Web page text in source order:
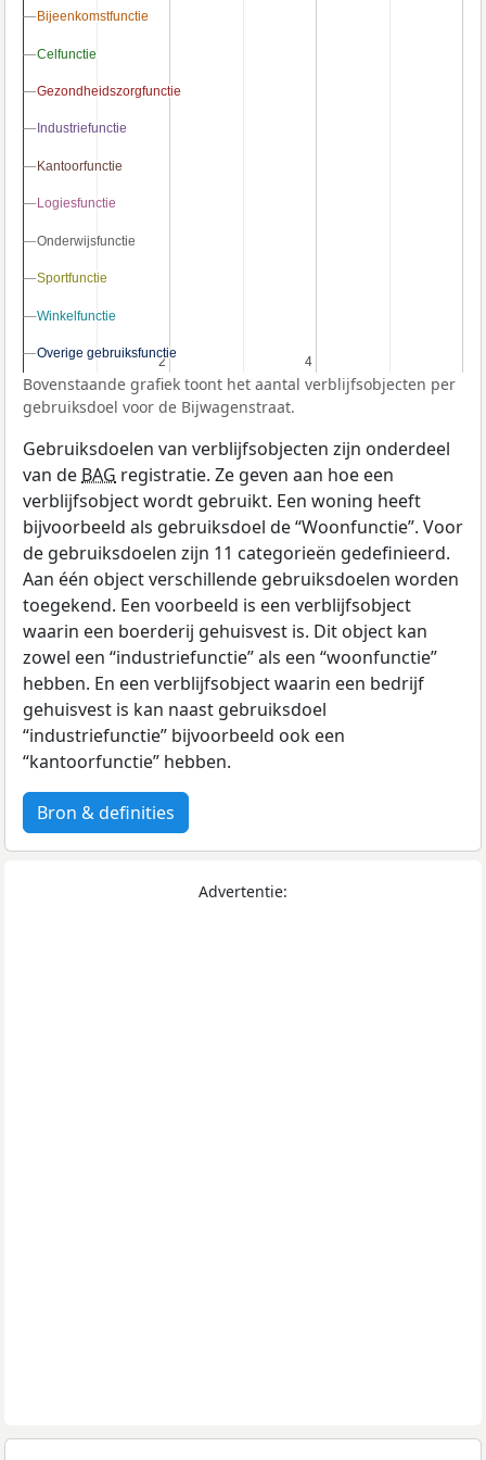
2
2 4
4
Bijeenkomstfunctie
Bijeenkomstfunctie
Celfunctie
Celfunctie
Gezondheidszorgfunctie
Gezondheidszorgfunctie
Industriefunctie
Industriefunctie
Kantoorfunctie
Kantoorfunctie
Logiesfunctie
Logiesfunctie
Onderwijsfunctie
Onderwijsfunctie
Sportfunctie
Sportfunctie
Winkelfunctie
Winkelfunctie
Overige gebruiksfunctie
Overige gebruiksfunctie
Bovenstaande grafiek toont het aantal verblijfsobjecten per
gebruiksdoel voor de Bijwagenstraat.
Gebruiksdoelen van verblijfsobjecten zijn onderdeel
van de BAG registratie. Ze geven aan hoe een
verblijfsobject wordt gebruikt. Een woning heeft
bijvoorbeeld als gebruiksdoel de “Woonfunctie”. Voor
de gebruiksdoelen zijn 11 categorieën gedefinieerd.
Aan één object verschillende gebruiksdoelen worden
toegekend. Een voorbeeld is een verblijfsobject
waarin een boerderij gehuisvest is. Dit object kan
zowel een “industriefunctie” als een “woonfunctie”
hebben. En een verblijfsobject waarin een bedrijf
gehuisvest is kan naast gebruiksdoel
“industriefunctie” bijvoorbeeld ook een
“kantoorfunctie” hebben.
Bron & definities
Advertentie: